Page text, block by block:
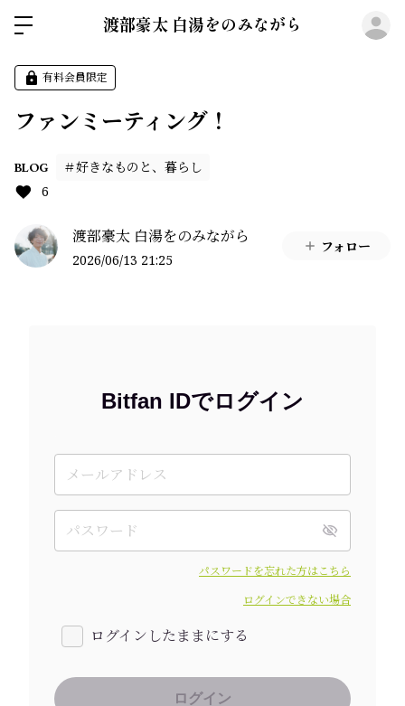
渡部豪太 白湯をのみながら
有料会員限定
ファンミーティング！
BLOG
＃好きなものと、暮らし
6
渡部豪太 白湯をのみながら
2026/06/13 21:25
フォロー
Bitfan IDでログイン
パスワードを忘れた方はこちら
ログインできない場合
ログインしたままにする